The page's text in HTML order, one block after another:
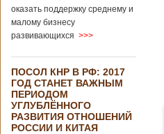
оказать поддержку среднему и
малому бизнесу
развивающихся >>>
ПОСОЛ КНР В РФ: 2017
ГОД СТАНЕТ ВАЖНЫМ
ПЕРИОДОМ
УГЛУБЛЁННОГО
РАЗВИТИЯ ОТНОШЕНИЙ
РОССИИ И КИТАЯ